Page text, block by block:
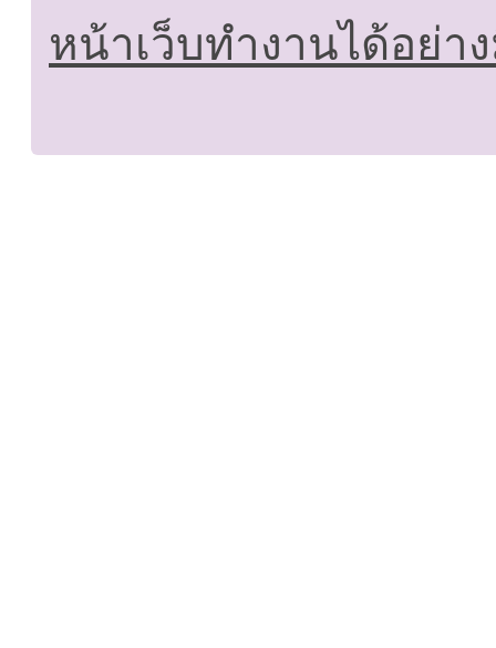
หน้าเว็บทำงานได้อย่า